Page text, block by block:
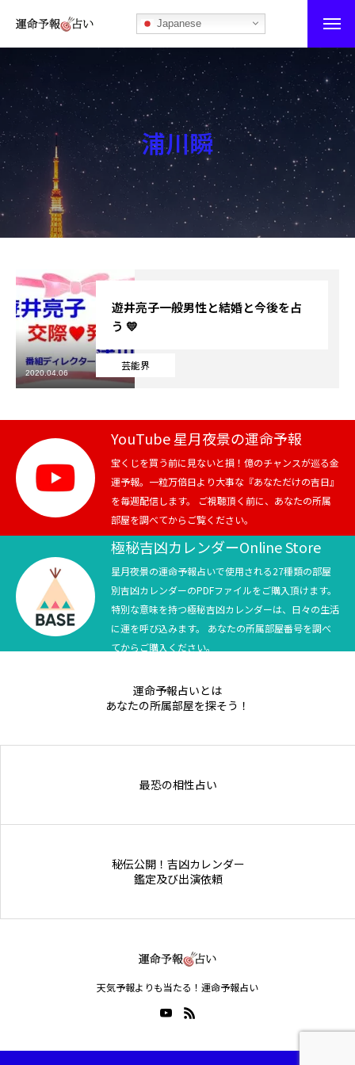
Japanese
運命予報占い
運命予報占いとは
あなたの所属部屋を探そう！
最恐の相性占い
秘伝公開！吉凶カレンダー
ブログ
お知らせ
芸能界
テニス
スポーツ
競馬
テニス四大大会・五輪
テニス四大大会・五輪
浦川瞬
芸能界
遊井亮子一般男性と結婚と今後を占
う 💛
2020.04.06
YouTube 星月夜景の運命予報
宝くじを買う前に見ないと損！億のチャンスが巡る金
運予報。一粒万倍日より大事な『あなただけの吉日』
を毎週配信します。 ご視聴頂く前に、あなたの所属
部屋を調べてからご覧ください。
極秘吉凶カレンダーOnline Store
星月夜景の運命予報占いで使用される27種類の部屋
別吉凶カレンダーのPDFファイルをご購入頂けます。
特別な意味を持つ極秘吉凶カレンダーは、日々の生活
に運を呼び込みます。 あなたの所属部屋番号を調べ
てからご購入ください。
運命予報占いとは
あなたの所属部屋を探そう！
最恐の相性占い
秘伝公開！吉凶カレンダー
鑑定及び出演依頼
天気予報よりも当たる！運命予報占い